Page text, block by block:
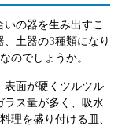
の器を生み出すこ
土器の3種類になり
のでしょうか。
表面が硬くツルツル
ラス量が多く、吸水
理を盛り付ける皿、